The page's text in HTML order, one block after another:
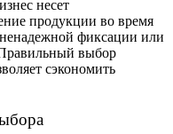
несет
продукции во время
фиксации или
выбор
сэкономить